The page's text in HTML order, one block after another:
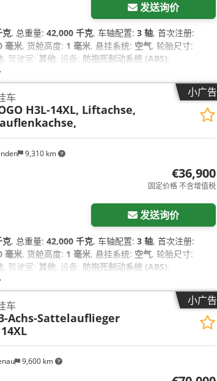
发送询价
克, 总重量: 42,000 千克, 车轴配置: 3 轴, 首次注册:
毫米, 货舱高度: 1 毫米, 悬挂系统: 空气, 轮胎尺寸:
, 驾驶室: 其他, 设备: 防抱死制动系统 (ABS),
小广告
9,310 km
车
H3L-14XL, Liftachse,
€36,900
固定价格 不含增值税
发送询价
克, 总重量: 42,000 千克, 车轴配置: 3 轴, 首次注册:
毫米, 货舱高度: 1 毫米, 悬挂系统: 空气, 轮胎尺寸:
, 驾驶室: 其他, 设备: 防抱死制动系统 (ABS),
小广告
9,600 km
车
Achs-Sattelauflieger